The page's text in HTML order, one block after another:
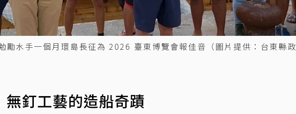
勵水手一個月環島長征為 2026 臺東博覽會報佳音（圖片提供：台東縣政
無釘工藝的造船奇蹟